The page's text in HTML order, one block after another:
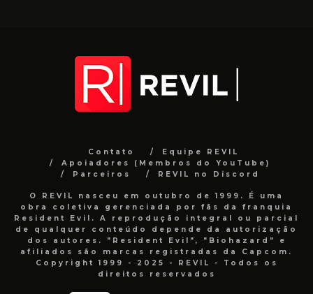
Contato
Equipe REVIL
Apoiadores (Membros do YouTube)
Parceiros
REVIL no Discord
O REVIL nasceu em outubro de 1999. É uma
obra coletiva gerenciada por fãs da franquia
Resident Evil. A reprodução integral ou parcial
de qualquer conteúdo depende da autorização
dos autores. "Resident Evil", "Biohazard" e
afiliados são marcas registradas da Capcom.
Copyright 1999 - 2025 - REVIL - Todos os
direitos reservados